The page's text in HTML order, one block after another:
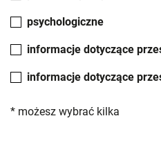
psychologiczne
informacje dotyczące
informacje dotyczące
* możesz wybrać kilka